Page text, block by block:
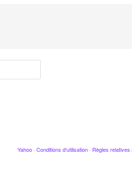
Yahoo · Conditions d'utilisation · Règles